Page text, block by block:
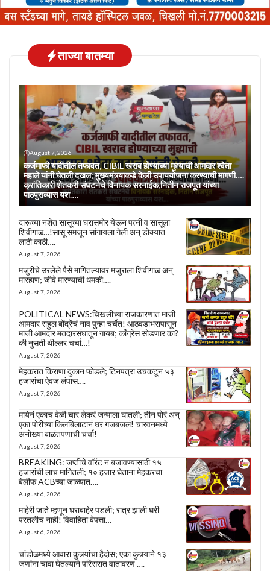
ताज्या बातम्या
August 7, 2026
कर्जमाफी यादीतील तफावत, CIBIL खराब होण्याच्या मुद्द्याची आमदार श्वेता
महाले यांनी घेतली दखल; मुख्यमंत्र्याकडे केली उपाययोजना करण्याची मागणी….
क्रांतिकारी शेतकरी संघटनेचे विनायक सरनाईक,नितीन राजपूत यांच्या
पाठपुराव्यास यश….
दारूच्या नशेत सासूच्या घरासमोर येऊन पत्नी व सासूला
शिवीगाळ…!सासू समजून सांगायला गेली अन् डोक्यात
लाठी काठी….
August 7, 2026
मजुरीचे उरलेले पैसे मागितल्यावर मजुराला शिवीगाळ अन्
मारहाण; जीवे मारण्याची धमकी….
August 7, 2026
POLITICAL NEWS:चिखलीच्या राजकारणात माजी
आमदार राहुल बोंद्रेंचं नाव पुन्हा चर्चेत! आठवडाभरापासून
माजी आमदार मतदारसंघातून गायब; काँग्रेस सोडणार का?
की नुसती थील्लर चर्चा…!
August 7, 2026
मेहकरात किराणा दुकान फोडले; टिनपत्रा उचकटून ५३
हजारांचा ऐवज लंपास….
August 7, 2026
मायेनं एकाच वेळी चार लेकरं जन्माला घातली; तीन पोरं अन्
एका पोरीच्या किलबिलाटानं घर गजबजलं! चारवनमध्ये
अनोख्या बाळंतपणाची चर्चा!
August 7, 2026
BREAKING: जप्तीचे वॉरंट न बजावण्यासाठी १५
हजारांची लाच मागितली; १० हजार घेताना मेहकरचा
बेलीफ ACBच्या जाळ्यात….
August 6, 2026
माहेरी जाते म्हणून घराबाहेर पडली; रात्र झाली घरी
परतलीच नाही! विवाहिता बेपत्ता…
August 6, 2026
चांडोळमध्ये आवारा कुत्र्यांचा हैदोस; एका कुत्र्याने १३
जणांना चावा घेतल्याने परिसरात वातावरण ….